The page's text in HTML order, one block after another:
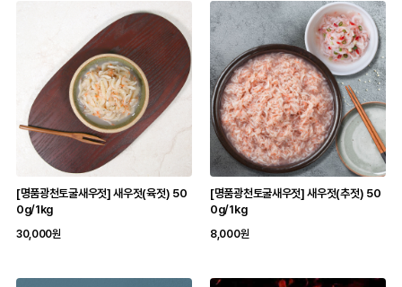
[명품광천토굴새우젓] 새우젓(육젓) 50
0g/1kg
30,000원
[명품광천토굴새우젓] 새우젓(추젓) 50
0g/1kg
8,000원